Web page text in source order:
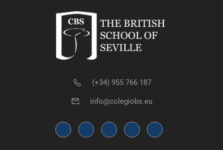
(+34) 955 766 187
info@colegiobs.eu